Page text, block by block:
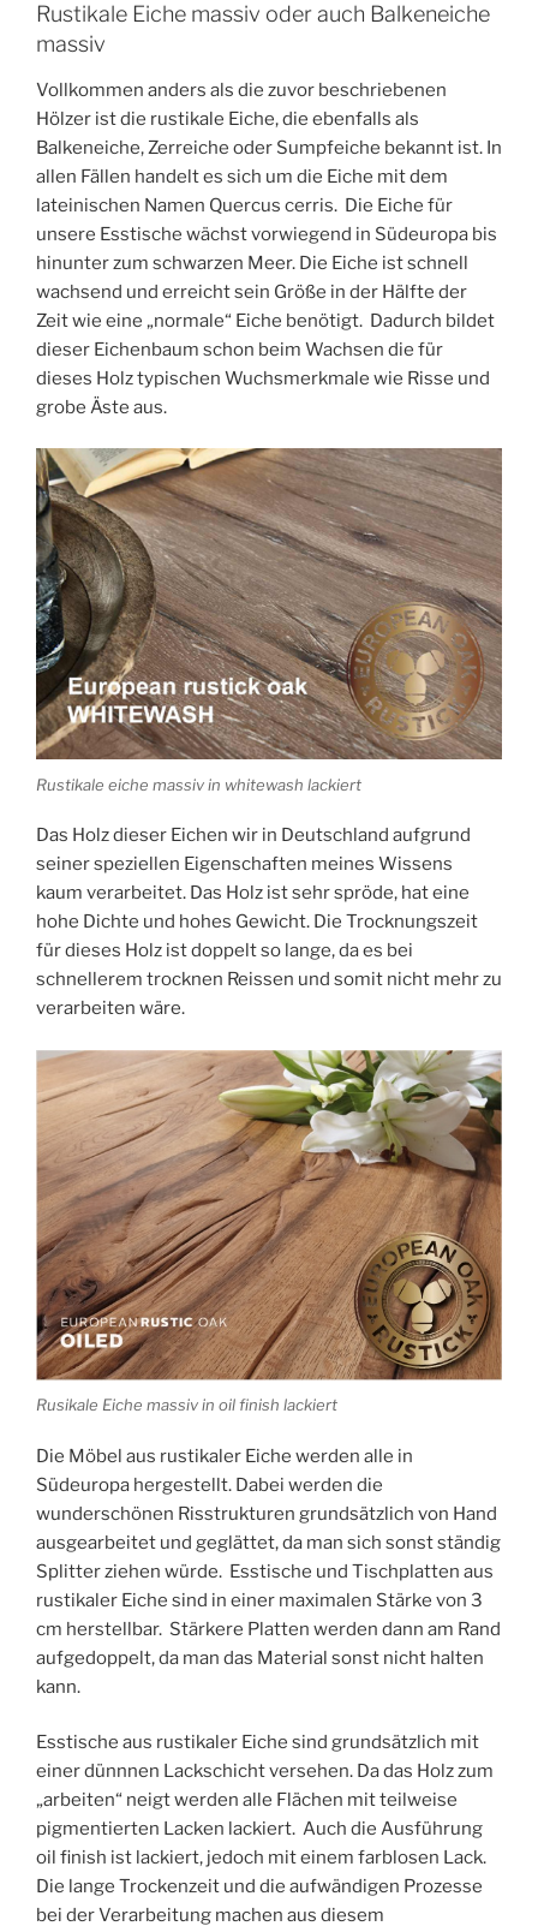
Rustikale Eiche massiv oder auch Balkeneiche
massiv
Vollkommen anders als die zuvor beschriebenen
Hölzer ist die rustikale Eiche, die ebenfalls als
Balkeneiche, Zerreiche oder Sumpfeiche bekannt ist. In
allen Fällen handelt es sich um die Eiche mit dem
lateinischen Namen Quercus cerris. Die Eiche für
unsere Esstische wächst vorwiegend in Südeuropa bis
hinunter zum schwarzen Meer. Die Eiche ist schnell
wachsend und erreicht sein Größe in der Hälfte der
Zeit wie eine „normale“ Eiche benötigt. Dadurch bildet
dieser Eichenbaum schon beim Wachsen die für
dieses Holz typischen Wuchsmerkmale wie Risse und
grobe Äste aus.
Rustikale eiche massiv in whitewash lackiert
Das Holz dieser Eichen wir in Deutschland aufgrund
seiner speziellen Eigenschaften meines Wissens
kaum verarbeitet. Das Holz ist sehr spröde, hat eine
hohe Dichte und hohes Gewicht. Die Trocknungszeit
für dieses Holz ist doppelt so lange, da es bei
schnellerem trocknen Reissen und somit nicht mehr zu
verarbeiten wäre.
Rusikale Eiche massiv in oil finish lackiert
Die Möbel aus rustikaler Eiche werden alle in
Südeuropa hergestellt. Dabei werden die
wunderschönen Risstrukturen grundsätzlich von Hand
ausgearbeitet und geglättet, da man sich sonst ständig
Splitter ziehen würde. Esstische und Tischplatten aus
rustikaler Eiche sind in einer maximalen Stärke von 3
cm herstellbar. Stärkere Platten werden dann am Rand
aufgedoppelt, da man das Material sonst nicht halten
kann.
Esstische aus rustikaler Eiche sind grundsätzlich mit
einer dünnnen Lackschicht versehen. Da das Holz zum
„arbeiten“ neigt werden alle Flächen mit teilweise
pigmentierten Lacken lackiert. Auch die Ausführung
oil finish ist lackiert, jedoch mit einem farblosen Lack.
Die lange Trockenzeit und die aufwändigen Prozesse
bei der Verarbeitung machen aus diesem